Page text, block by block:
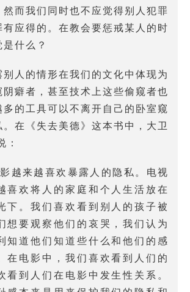
而我们同时也不应觉得别人犯罪
应得的。在教会要惩戒某人的时
什么？
人的情形在我们的文化中体现为
阴癖者，甚至技术上这些偷窥者也
的工具可以不离开自己的卧室窥
在《失去美德》这本书中，大卫
：
越来越喜欢暴露人的隐私。电视
喜欢将人的家庭和个人生活放在
下。我们喜欢看到别人的孩子被
想要观察他们的哀哭，我们认为
知道他们知道些什么和他们的感
在电影中，我们喜欢看到人们的
看到人们在电影中发生性关系。